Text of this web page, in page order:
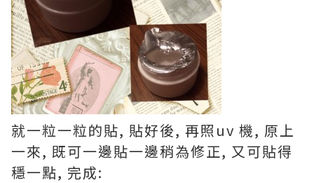
就一粒一粒的貼, 貼好後, 再照 uv 機, 原上
一來, 既可一邊貼一邊稍為修正, 又可貼得
穩一點, 完成: